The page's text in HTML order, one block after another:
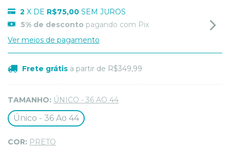
2 X DE R$75,00 SEM JUROS
5% de desconto pagando com Pix
Ver meios de pagamento
Frete grátis a partir de R$349,99
TAMANHO: ÚNICO - 36 AO 44
Único - 36 Ao 44
COR: PRETO